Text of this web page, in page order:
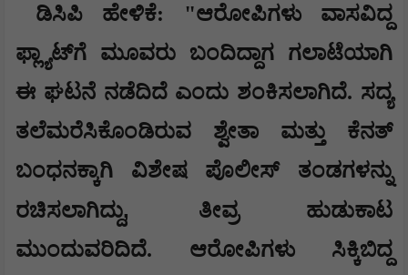
ಡಿಸಿಪಿ ಹೇಳಿಕೆ: "ಆರೋಪಿಗಳು ವಾಸವಿದ್ದ
ಫ್ಲ್ಯಾಟ್‌ಗೆ ಮೂವರು ಬಂದಿದ್ದಾಗ ಗಲಾಟೆಯಾಗಿ
ಈ ಘಟನೆ ನಡೆದಿದೆ ಎಂದು ಶಂಕಿಸಲಾಗಿದೆ. ಸದ್ಯ
ತಲೆಮರೆಸಿಕೊಂಡಿರುವ ಶ್ವೇತಾ ಮತ್ತು ಕೆನತ್
ಬಂಧನಕ್ಕಾಗಿ ವಿಶೇಷ ಪೊಲೀಸ್ ತಂಡಗಳನ್ನು
ರಚಿಸಲಾಗಿದ್ದು, ತೀವ್ರ ಹುಡುಕಾಟ
ಮುಂದುವರಿದಿದೆ. ಆರೋಪಿಗಳು ಸಿಕ್ಕಿಬಿದ್ದ